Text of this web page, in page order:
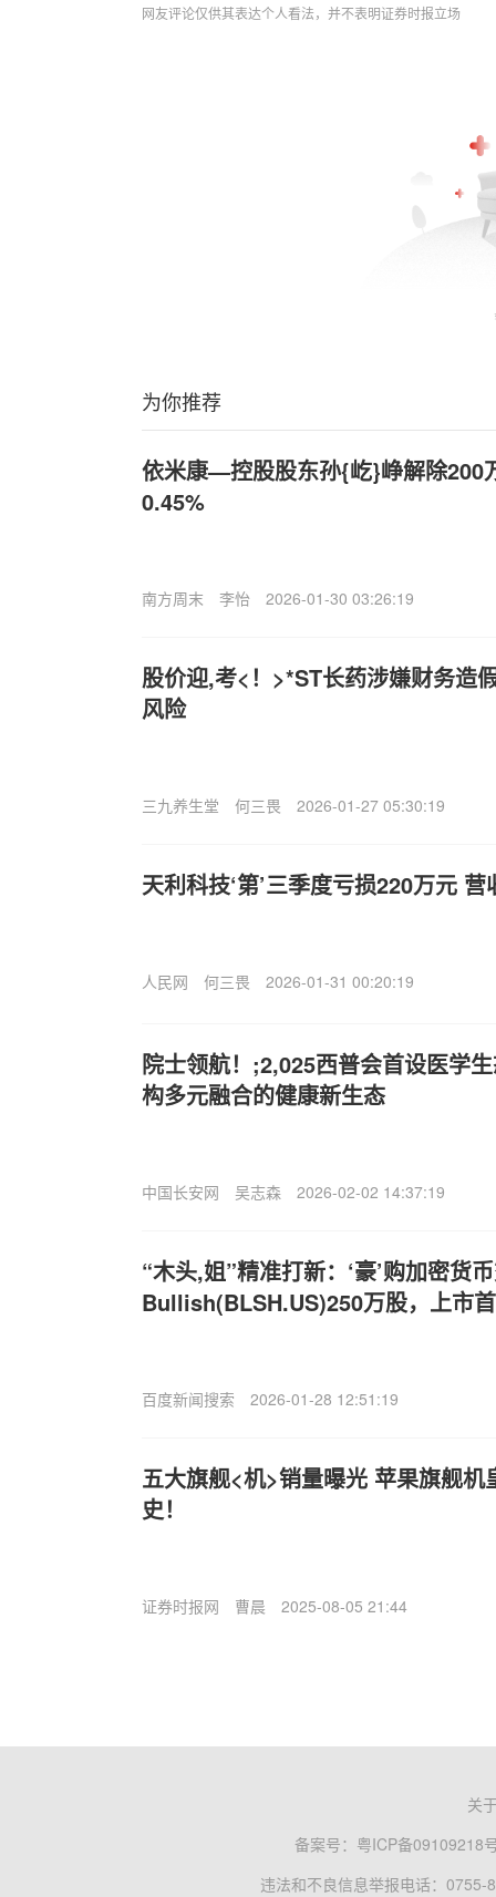
网友评论仅供其表达个人看法，并不表明证券时报立场
为你推荐
依米康—控股股东孙{屹}峥解除200
0.45%
南方周末 李怡 2026-01-30 03:26:19
股价迎,考<！>*ST长药涉嫌财务造
风险
三九养生堂 何三畏 2026-01-27 05:30:19
天利科技‘第’三季度亏损220万元
人民网 何三畏 2026-01-31 00:20:19
院士领航！;2,025西普会首设医学
构多元融合的健康新生态
中国长安网 吴志森 2026-02-02 14:37:19
“木头,姐”精准打新：‘豪’购加密货
Bullish(BLSH.US)250万股，上市
百度新闻搜索 2026-01-28 12:51:19
五大旗舰<机>销量曝光 苹果旗舰机
史！
证券时报网 曹晨 2025-08-05 21:44
关
备案号： 粤ICP备09109218
违法和不良信息举报电话：0755-